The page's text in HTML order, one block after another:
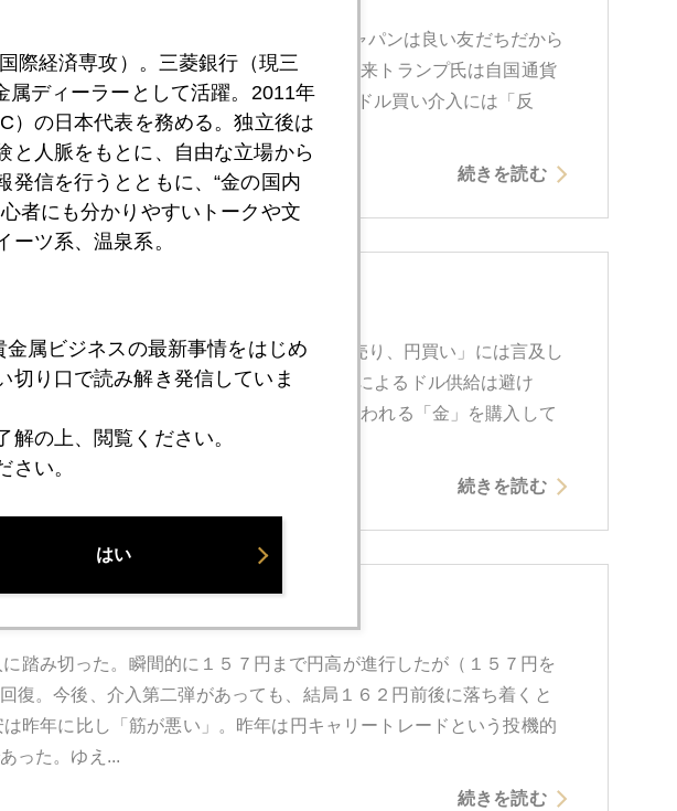
から、ちょっと助け舟を出したのさ。ジャパンは良い友だちだから
いて聞かれたトランプ大統領の発言だ。従来トランプ氏は自国通貨
策を語ってきた。それゆえ日本の円売り・ドル買い介入には「反
持する姿勢に...
続きを読む
い」の協調介入に踏み切ったが、「ドル売り、円買い」には言及し
給することには合意したが、自らドル売りによるドル供給は避け
各国の中央銀行が「ドルの代替通貨」と言われる「金」を購入して
票と言える。...
続きを読む
踏み切った。瞬間的に１５７円まで円高が進行したが（１５７円を
復。今後、介入第二弾があっても、結局１６２円前後に落ち着くと
昨年に比し「筋が悪い」。昨年は円キャリートレードという投機的
った。ゆえ...
続きを読む
際経済専攻）。三菱銀行（現三
ディーラーとして活躍。2011年
）の日本代表を務める。独立後は
と人脈をもとに、自由な立場から
発信を行うとともに、“金の国内
者にも分かりやすいトークや文
ツ系、温泉系。
属ビジネスの最新事情をはじめ
切り口で読み解き発信していま
の上、閲覧ください。
い。
はい